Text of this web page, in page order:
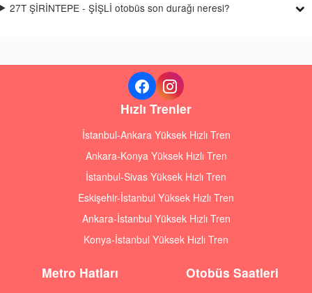
27T ŞİRİNTEPE - ŞİŞLİ otobüs son durağı neresi?
Hızlı Trenler
İstanbul-Ankara Yüksek Hızlı Tren
Ankara-Konya Yüksek Hızlı Tren
İstanbul-Sivas Yüksek Hızlı Tren
Eskişehir-İstanbul Yüksek Hızlı Tren
Ankara-İstanbul Yüksek Hızlı Tren
Konya-İstanbul Yüksek Hızlı Tren
Metro Hatları Otobüs Saatleri